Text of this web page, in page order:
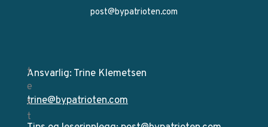
post@bypatrioten.com
Ansvarlig: Trine Klemetsen
trine@bypatrioten.com